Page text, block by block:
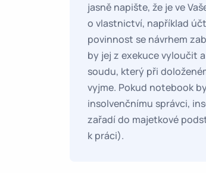
jasně napište, že je ve
o vlastnictví, například
povinnost se návrhem
by jej z exekuce vyloučit
soudu, který při
vyjme. Pokud notebook
insolvenčnímu správci,
zařadí do majetkové
k práci).